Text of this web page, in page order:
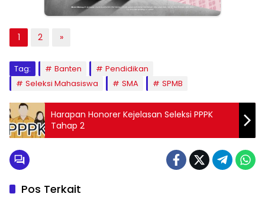
1 2 »
Tag: Banten
Pendidikan
Seleksi Mahasiswa
SMA SPMB
Harapan Honorer Kejelasan Seleksi PPPK
Tahap 2
Pos Terkait